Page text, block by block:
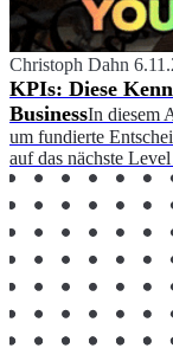
Christoph Dahn
KPIs: Diese
BusinessIn diesem
um fundierte
auf das nächste